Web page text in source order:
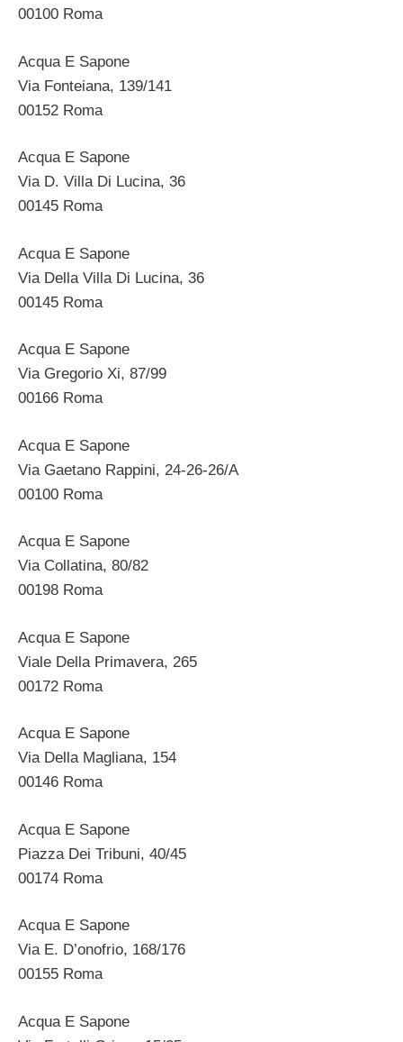
00100 Roma
Acqua E Sapone
Via Fonteiana, 139/141
00152 Roma
Acqua E Sapone
Via D. Villa Di Lucina, 36
00145 Roma
Acqua E Sapone
Via Della Villa Di Lucina, 36
00145 Roma
Acqua E Sapone
Via Gregorio Xi, 87/99
00166 Roma
Acqua E Sapone
Via Gaetano Rappini, 24-26-26/A
00100 Roma
Acqua E Sapone
Via Collatina, 80/82
00198 Roma
Acqua E Sapone
Viale Della Primavera, 265
00172 Roma
Acqua E Sapone
Via Della Magliana, 154
00146 Roma
Acqua E Sapone
Piazza Dei Tribuni, 40/45
00174 Roma
Acqua E Sapone
Via E. D’onofrio, 168/176
00155 Roma
Acqua E Sapone